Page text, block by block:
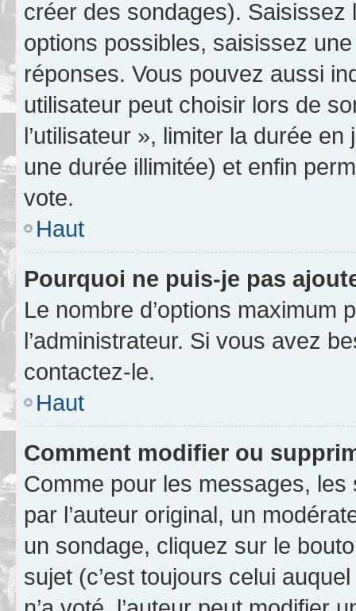
créer des sondages).
options possibles, saisissez
réponses. Vous pouvez aussi
utilisateur peut choisir lors de
l’utilisateur », limiter la durée
une durée illimitée) et enfin
vote.
Haut
Pourquoi ne puis-je pas
Le nombre d’options maximum
l’administrateur. Si vous avez
contactez-le.
Haut
Comment modifier ou
Comme pour les messages,
par l’auteur original, un
un sondage, cliquez sur le
sujet (c’est toujours celui